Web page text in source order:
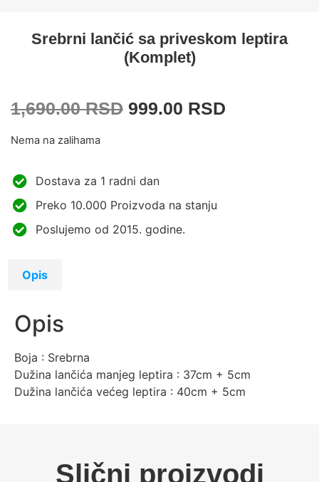
Srebrni lančić sa priveskom leptira
(Komplet)
1,690.00RSD 999.00 RSD
Nema na zalihama
Dostava za 1 radni dan
Preko 10.000 Proizvoda na stanju
Poslujemo od 2015. godine.
Opis
Opis
Boja : Srebrna
Dužina lančića manjeg leptira : 37cm + 5cm
Dužina lančića većeg leptira : 40cm + 5cm
Slični proizvodi